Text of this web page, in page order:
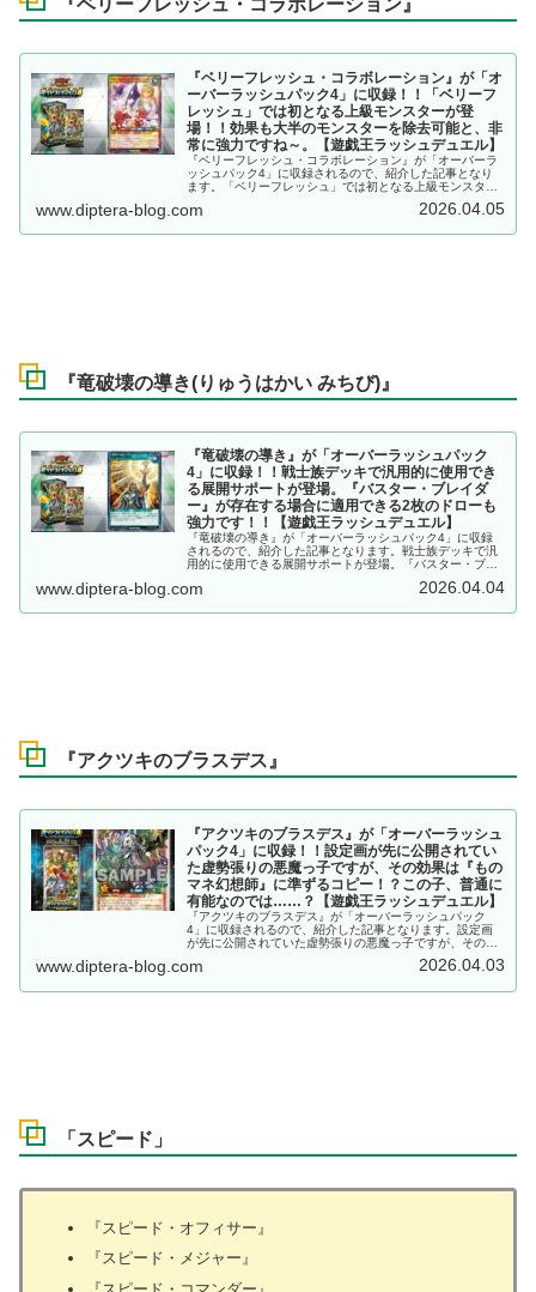
『ベリーフレッシュ・コラボレーション』
『ベリーフレッシュ・コラボレーション』が「オ
ーバーラッシュパック4」に収録！！「ベリーフ
レッシュ」では初となる上級モンスターが登
場！！効果も大半のモンスターを除去可能と、非
常に強力ですね～。【遊戯王ラッシュデュエル】
『ベリーフレッシュ・コラボレーション』が「オーバーラ
ッシュパック4」に収録されるので、紹介した記事となり
ます。「ベリーフレッシュ」では初となる上級モンスター
強力ですね～。【遊戯王ラッシュデュエル】
www.diptera-blog.com 2026.04.05
『竜破壊の導き(りゅうはかい みちび)』
『竜破壊の導き』が「オーバーラッシュパック
4」に収録！！戦士族デッキで汎用的に使用でき
る展開サポートが登場。『バスター・ブレイダ
ー』が存在する場合に適用できる2枚のドローも
強力です！！【遊戯王ラッシュデュエル】
『竜破壊の導き』が「オーバーラッシュパック4」に収録
されるので、紹介した記事となります。戦士族デッキで汎
用的に使用できる展開サポートが登場。『バスター・ブレ
です！！【遊戯王ラッシュデュエル】
www.diptera-blog.com 2026.04.04
『アクツキのブラスデス』
『アクツキのブラスデス』が「オーバーラッシュ
パック4」に収録！！設定画が先に公開されてい
た虚勢張りの悪魔っ子ですが、その効果は『もの
マネ幻想師』に準ずるコピー！？この子、普通に
有能なのでは……？【遊戯王ラッシュデュエル】
『アクツキのブラスデス』が「オーバーラッシュパック
4」に収録されるので、紹介した記事となります。設定画
が先に公開されていた虚勢張りの悪魔っ子ですが、その効
に有能なのでは……？【遊戯王ラッシュデュエル】
www.diptera-blog.com 2026.04.03
「スピード」
『スピード・オフィサー』
『スピード・メジャー』